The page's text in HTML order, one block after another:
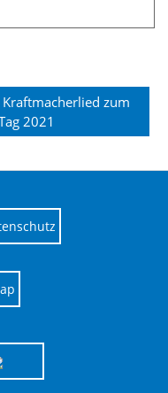
zum
2021